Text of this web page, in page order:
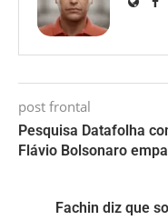
post frontal
Pesquisa Datafolha
Flávio Bolsonaro
Fachin diz que